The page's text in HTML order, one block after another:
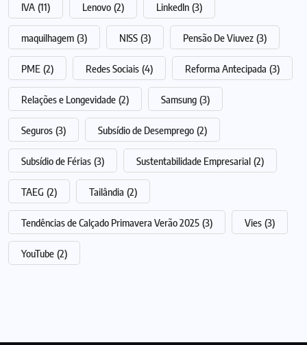
IVA (11) Lenovo (2) LinkedIn (3)
maquilhagem (3) NISS (3) Pensão De Viuvez (3)
PME (2) Redes Sociais (4) Reforma Antecipada (3)
Relações e Longevidade (2) Samsung (3)
Seguros (3) Subsídio de Desemprego (2)
Subsídio de Férias (3) Sustentabilidade Empresarial (2)
TAEG (2) Tailândia (2)
Tendências de Calçado Primavera Verão 2025 (3) Vies (3)
YouTube (2)